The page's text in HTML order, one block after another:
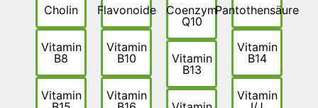
Cholin
Vitamin
B8
Vitamin
Flavonoide
Vitamin
B10
Vitamin
Coenzym
Q10
Vitamin
B13
Pantothensäure
Vitamin
B14
Vitamin